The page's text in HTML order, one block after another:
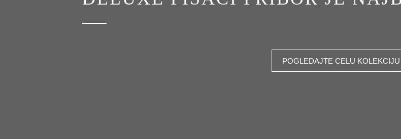
POGLEDAJTE CELU KOLEKCIJU